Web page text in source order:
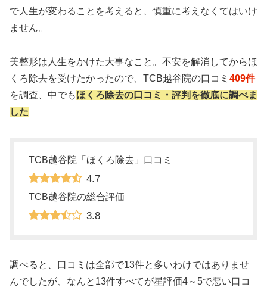
で人生が変わることを考えると、慎重に考えなくてはいけ
ません。
美整形は人生をかけた大事なこと。不安を解消してからほ
くろ除去を受けたかったので、TCB越谷院の口コミ 409件
を調査、中でもほくろ除去の口コミ・評判を徹底に調べま
した
TCB越谷院「ほくろ除去」口コミ
4.7
TCB越谷院の総合評価
3.8
調べると、口コミは全部で13件と多いわけではありませ
んでしたが、なんと13件すべてが星評価4～5で悪い口コ